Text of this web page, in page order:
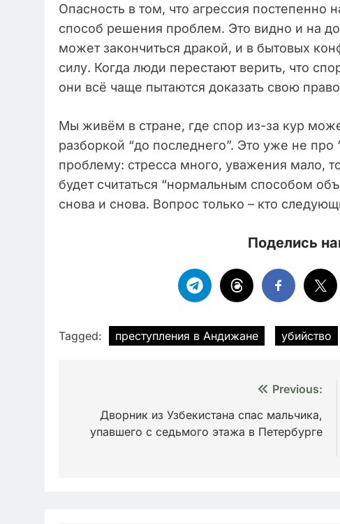
Опасность в том, что агрессия постепенно
способ решения проблем. Это видно и на
может закончиться дракой, и в бытовых
силу. Когда люди перестают верить, что
они всё чаще пытаются доказать свою
Мы живём в стране, где спор из-за кур
разборкой “до последнего”. Это уже не про
проблему: стресса много, уважения мало,
будет считаться “нормальным способом
снова и снова. Вопрос только – кто
Поделись
Tagged: преступления в Андижане убийство
записям
Previous:
Дворник из Узбекистана спас мальчика,
упавшего с седьмого этажа в Петербурге